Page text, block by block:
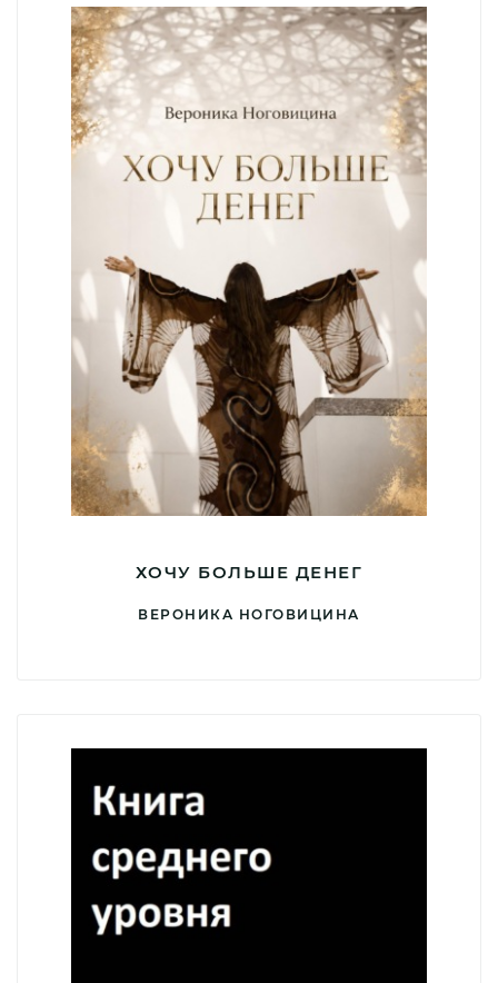
ХОЧУ БОЛЬШЕ ДЕНЕГ
ВЕРОНИКА НОГОВИЦИНА